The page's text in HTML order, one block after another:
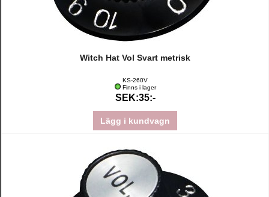
Witch Hat Vol Svart metrisk
KS-260V
Finns i lager
SEK:35:-
Lägg i kundvagn